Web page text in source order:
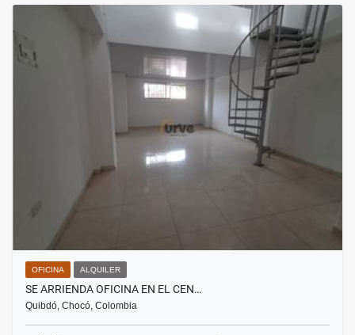
OFICINA ALQUILER
SE ARRIENDA OFICINA EN EL CEN…
Quibdó, Chocó, Colombia